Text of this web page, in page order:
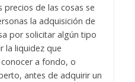
precios de las cosas se
la adquisición de
por solicitar algún tipo
la liquidez que
a fondo, o
antes de adquirir un